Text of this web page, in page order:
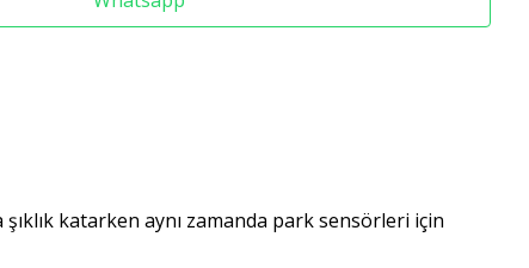
şıklık katarken aynı zamanda park sensörleri için